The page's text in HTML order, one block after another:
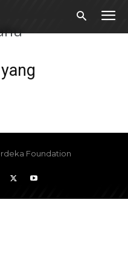
Foundation